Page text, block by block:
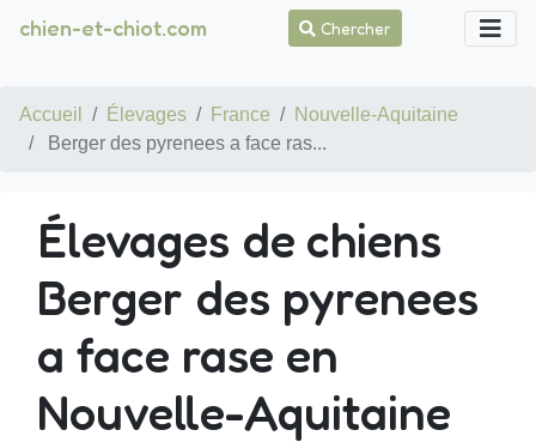
chien-et-chiot.com Chercher
Accueil Élevages France
Nouvelle-Aquitaine
Berger des pyrenees a face ras...
Élevages de chiens
Berger des pyrenees
a face rase en
Nouvelle-Aquitaine